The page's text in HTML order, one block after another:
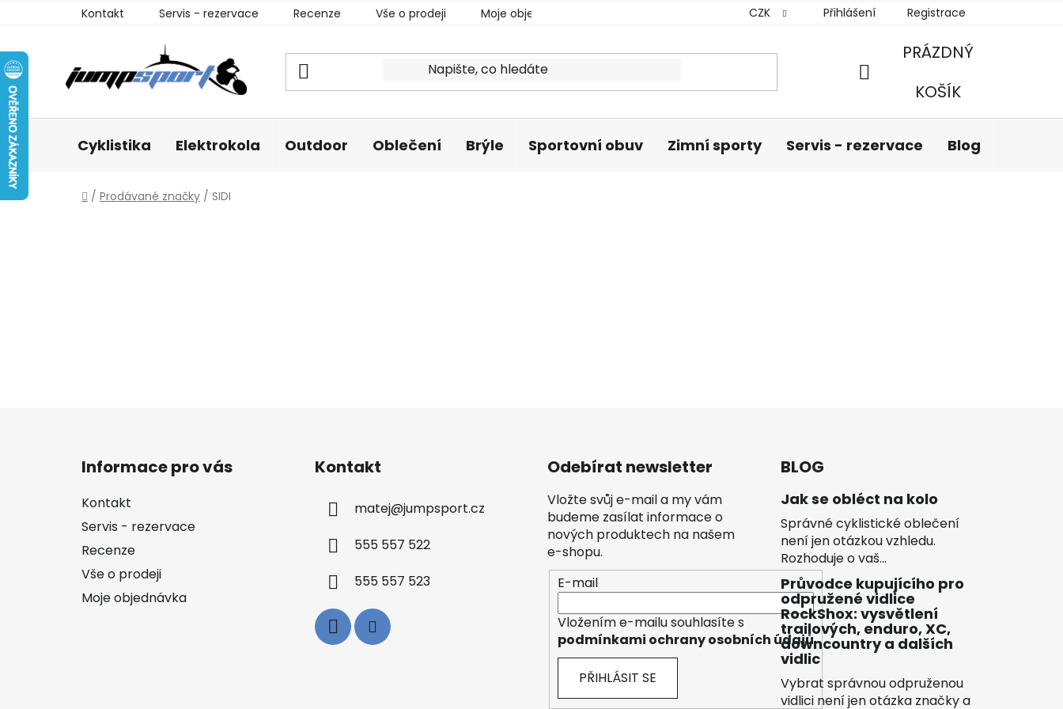
Kontakt Servis - rezervace Recenze Vše o prodeji Moje objednávka CZK Přihlášení Registrace
NÁKUPNÍ
PRÁZDNÝ
KOŠÍK
Cyklistika Elektrokola Outdoor Oblečení Brýle Sportovní obuv Zimní sporty Servis - rezervace Blog
Domů
/ Prodávané značky / SIDI
Informace pro vás
Kontakt
Servis - rezervace
Recenze
Vše o prodeji
Moje objednávka
Kontakt
matej@jumpsport.cz
555 557 522
555 557 523
Odebírat newsletter
Vložte svůj e-mail a my vám
budeme zasílat informace o
nových produktech na našem
e-shopu.
E-mail
Vložením e-mailu souhlasíte s
podmínkami ochrany osobních údajů
PŘIHLÁSIT SE
BLOG
Jak se obléct na kolo
Správné cyklistické oblečení
není jen otázkou vzhledu.
Rozhoduje o vaš...
Průvodce kupujícího pro
odpružené vidlice
RockShox: vysvětlení
trailových, enduro, XC,
downcountry a dalších
vidlic
Vybrat správnou odpruženou
vidlici není jen otázka značky a